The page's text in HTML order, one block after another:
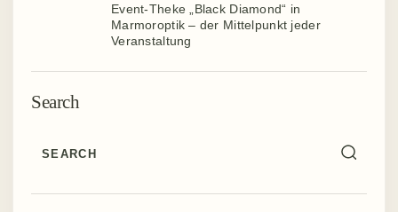
Event-Theke „Black Diamond“ in
Marmoroptik – der Mittelpunkt jeder
Veranstaltung
Search